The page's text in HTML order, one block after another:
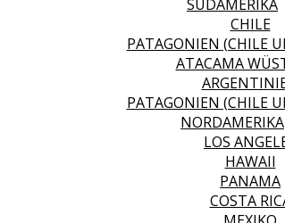
SÜDAMERIKA
CHILE
PATAGONIEN (CHILE
ATACAMA
PATAGONIEN (CHILE
NORDAMERIKA
LOS
HAWAII
PANAMA
COSTA